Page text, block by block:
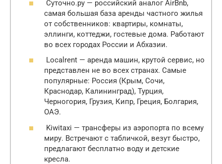
Суточно.ру — российский аналог AirBnb,
самая большая база аренды частного жилья
от собственников: квартиры, комнаты,
эллинги, коттеджи, гостевые дома. Работают
во всех городах России и Абхазии.
Localrent — аренда машин, крутой сервис, но
представлен не во всех странах. Самые
популярные: Россия (Крым, Сочи,
Краснодар, Калининград), Турция,
Черногория, Грузия, Кипр, Греция, Болгария,
ОАЭ.
Kiwitaxi — трансферы из аэропорта по всему
миру. Встречают с табличкой, везут быстро,
предлагают бесплатно воду и детские
кресла.